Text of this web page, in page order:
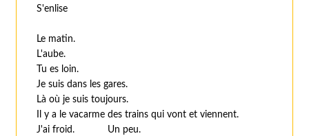
S'enlise
Le matin.
L'aube.
Tu es loin.
Je suis dans les gares.
Là où je suis toujours.
Il y a le vacarme des trains qui vont et viennent.
J'ai froid. Un peu.